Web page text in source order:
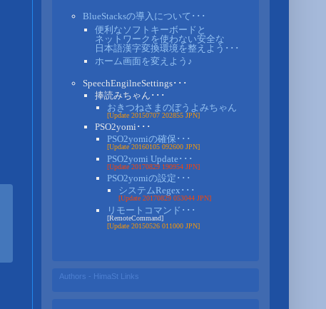
BlueStacksの導入について･･･
便利なソフトキーボードと
ネットワークを使わない安全な
日本語漢字変換環境を整えよう･･･
ホーム画面を変えよう♪
SpeechEngilneSettings･･･
捧読みちゃん･･･
おきつねさまのぼうよみちゃん
[Update 20150707 202855 JPN]
PSO2yomi･･･
PSO2yomiの確保･･･
[Update 20160105 092600 JPN]
PSO2yomi Update･･･
[Update 20170829 190954 JPN]
PSO2yomiの設定･･･
システムRegex･･･
[Update 20170829 053044 JPN]
リモートコマンド･･･
[RemoteCommand]
[Update 20150526 011000 JPN]
Authors - HimaSt Links